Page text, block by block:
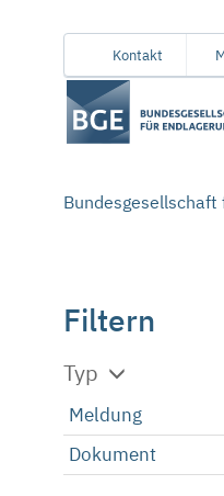
InhaltsbereichKontakt
Bundesgesellschaft
Filtern
Typ
Meldung
Dokument